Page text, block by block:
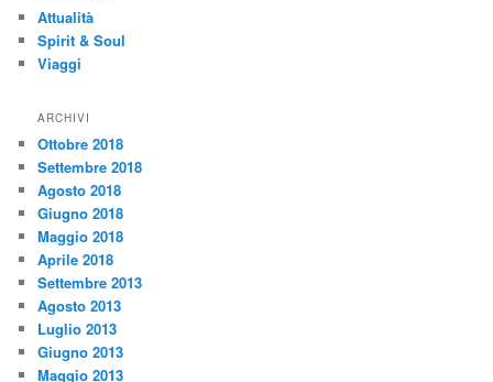
Attualità
Spirit & Soul
Viaggi
ARCHIVI
Ottobre 2018
Settembre 2018
Agosto 2018
Giugno 2018
Maggio 2018
Aprile 2018
Settembre 2013
Agosto 2013
Luglio 2013
Giugno 2013
Maggio 2013